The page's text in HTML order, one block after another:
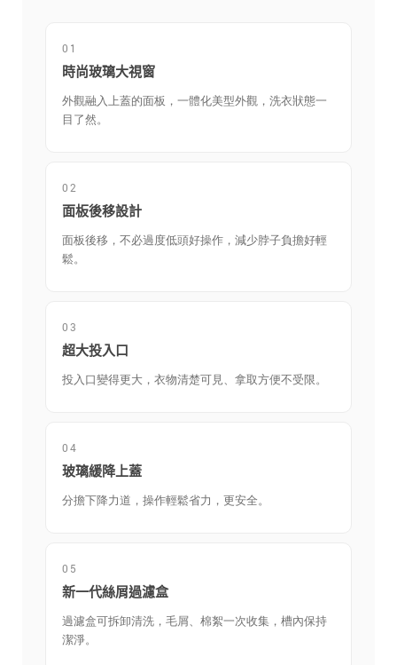
01
時尚玻璃大視窗
外觀融入上蓋的面板，一體化美型外觀，洗衣狀態一
目了然。
02
面板後移設計
面板後移，不必過度低頭好操作，減少脖子負擔好輕
鬆。
03
超大投入口
投入口變得更大，衣物清楚可見、拿取方便不受限。
04
玻璃緩降上蓋
分擔下降力道，操作輕鬆省力，更安全。
05
新一代絲屑過濾盒
過濾盒可拆卸清洗，毛屑、棉絮一次收集，槽內保持
潔淨。